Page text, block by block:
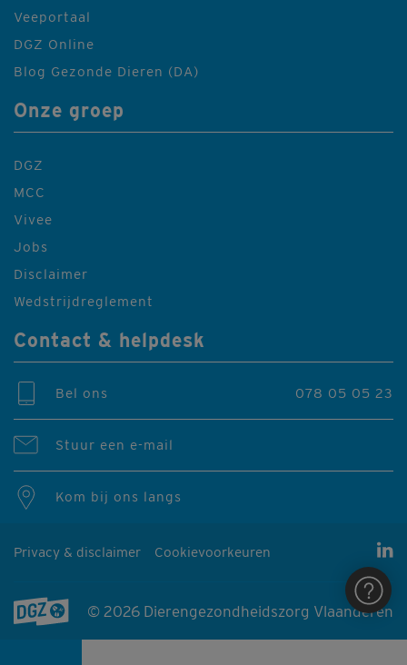
Veeportaal
DGZ Online
Blog Gezonde Dieren (DA)
Onze groep
DGZ
MCC
Vivee
Jobs
Disclaimer
Wedstrijdreglement
Contact & helpdesk
Bel ons 078 05 05 23
Stuur een e-mail
Kom bij ons langs
Privacy & disclaimer Cookievoorkeuren
© 2026 Dierengezondheidszorg Vlaanderen